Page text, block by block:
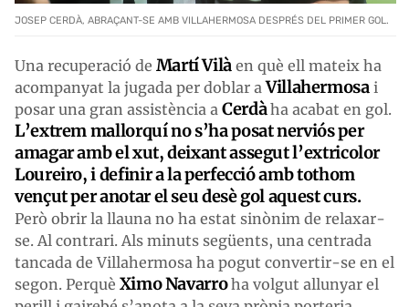
JOSEP CERDÀ, ABRAÇANT-SE AMB VILLAHERMOSA DESPRÉS DEL PRIMER GOL.
Una recuperació de Martí Vilà en què ell mateix ha
acompanyat la jugada per doblar aVillahermosai
posar una gran assistència a Cerdàha acabat en gol.
L’extrem mallorquí no s’ha posat nerviós per
amagar amb el xut, deixant assegut l’extricolor
Loureiro, i definir a la perfecció amb tothom
vençut per anotar el seu desè gol aquest curs.
Però obrir la llauna no ha estat sinònim de relaxar-
se. Al contrari. Als minuts següents, una centrada
tancada de Villahermosa ha pogut convertir-se en el
segon. Perquè Ximo Navarroha volgut allunyar el